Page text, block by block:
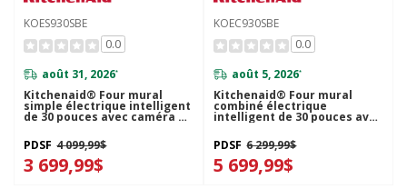
KOES930SBE
0.0
août 31, 2026*
Kitchenaid® Four mural
simple électrique intelligent
de 30 pouces avec caméra de
cuisson intelligente - Fini
minerai noir KOES930SBE
PDSF 4 099,99$
3 699,99$
KOEC930SBE
0.0
août 5, 2026*
Kitchenaid® Four mural
combiné électrique
intelligent de 30 pouces avec
caméra de cuisson
intelligente - Fini minerai
noir KOEC930SBE
PDSF 6 299,99$
5 699,99$